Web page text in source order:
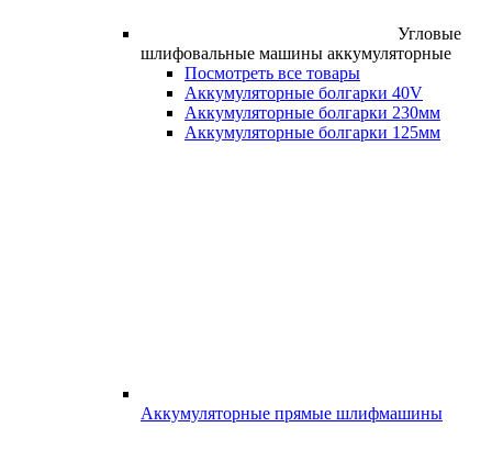
Угловые
шлифовальные машины аккумуляторные
Посмотреть все товары
Аккумуляторные болгарки 40V
Аккумуляторные болгарки 230мм
Аккумуляторные болгарки 125мм
Аккумуляторные прямые шлифмашины